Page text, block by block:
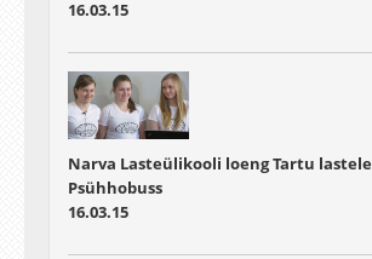
16.03.15
Narva Lasteülikooli loeng Tartu lastele
Psühhobuss
16.03.15